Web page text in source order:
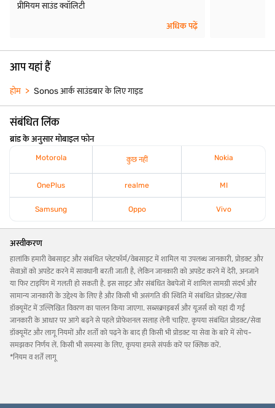
प्रीमियम साउंड क्वॉलिटी
अधिक पढ़ें
आप यहां हैं
होम Sonos आर्क साउंडबार के लिए गाइड
संबंधित लिंक
ब्रांड के अनुसार मोबाइल फोन
Motorola कुछ नहीं Nokia
OnePlus realme MI
Samsung Oppo Vivo
अस्वीकरण
हालांकि हमारी वेबसाइट और संबंधित प्लेटफॉर्म/वेबसाइट में शामिल या उपलब्ध जानकारी, प्रोडक्ट और
सेवाओं को अपडेट करने में सावधानी बरती जाती है, लेकिन जानकारी को अपडेट करने में देरी, अनजाने
या फिर टाइपिंग में गलती हो सकती है. इस साइट और संबंधित वेबपेजों में शामिल सामग्री संदर्भ और
सामान्य जानकारी के उद्देश्य के लिए है और किसी भी असंगति की स्थिति में संबंधित प्रोडक्ट/सेवा
डॉक्यूमेंट में उल्लिखित विवरण का पालन किया जाएगा. सब्सक्राइबर्स और यूज़र्स को यहां दी गई
जानकारी के आधार पर आगे बढ़ने से पहले प्रोफेशनल सलाह लेनी चाहिए. कृपया संबंधित प्रोडक्ट/सेवा
डॉक्यूमेंट और लागू नियमों और शर्तों को पढ़ने के बाद ही किसी भी प्रोडक्ट या सेवा के बारे में सोच-
समझकर निर्णय लें. किसी भी समस्या के लिए, कृपया हमसे संपर्क करें पर क्लिक करें.
*नियम व शर्तें लागू